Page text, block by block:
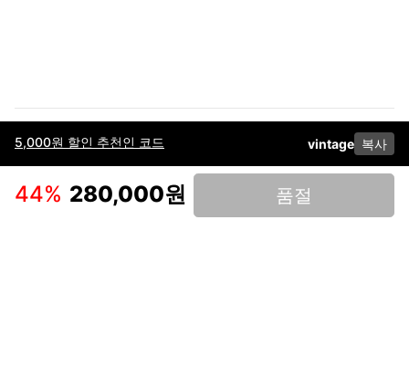
5,000원 할인 추천인 코드 vintage 복사
44% 280,000원 품절
이용약관고객센터판매개인정보 처리방침사업자 정보다운로드
인스타그램